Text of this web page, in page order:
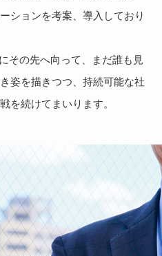
ションを考案、導入しており
その先へ向って、まだ誰も見
姿を描きつつ、持続可能な社
を続けてまいります。